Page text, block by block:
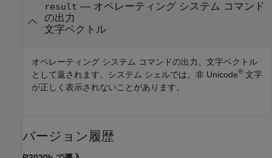
result — オペレーティング システム コマンド
の出力
文字ベクトル
オペレーティング システム コマンドの出力。文字ベクトル
として返されます。システム シェルでは、非 Unicode® 文字
が正しく表示されないことがあります。
バージョン履歴